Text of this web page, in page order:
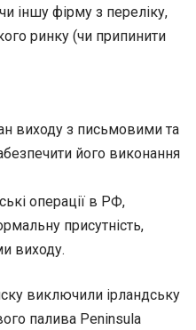
іншу фірму з переліку,
ринку (чи припинити
виходу з письмовими та
його виконання
операції в РФ,
присутність,
виходу.
виключили ірландську
палива Peninsula